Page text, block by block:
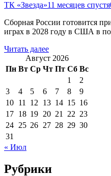
ТК «Звезда»11 месяцев спустя
Сборная России готовится
играх в 2028 году в США в
Читать далее
Август 2026
Пн Вт Ср Чт Пт Сб Вс
1
2
3
4 5 6 7 8
9
10 11 12 13 14 15 16
17 18 19 20 21 22 23
24 25 26 27 28 29 30
31
« Июл
Рубрики